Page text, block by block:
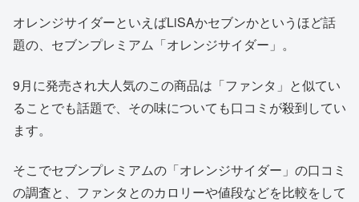
オレンジサイダーといえばLiSAかセブンかというほど話
題の、セブンプレミアム「オレンジサイダー」。
9月に発売され大人気のこの商品は「ファンタ」と似てい
ることでも話題で、その味についても口コミが殺到してい
ます。
そこでセブンプレミアムの「オレンジサイダー」の口コミ
の調査と、ファンタとのカロリーや値段などを比較をして